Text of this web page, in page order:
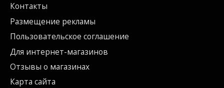
Контакты
Размещение рекламы
Пользовательское соглашение
Для интернет-магазинов
Отзывы о магазинах
Карта сайта